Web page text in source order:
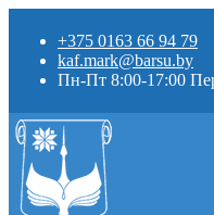
+375 0163 66 94 79
kaf.mark@barsu.by
Пн-Пт 8:00-17:00